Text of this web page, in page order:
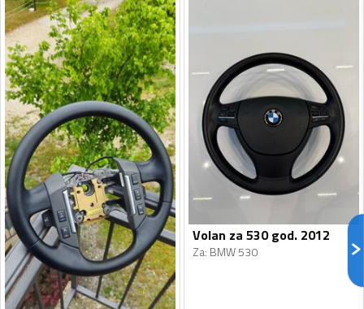
Volan za 530 god. 2012
Za: BMW 530